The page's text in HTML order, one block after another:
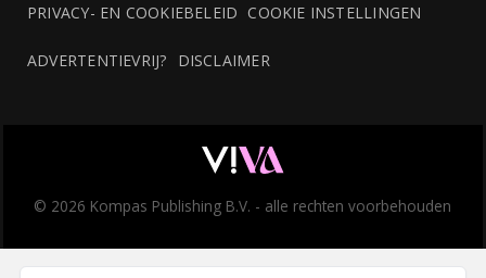
PRIVACY- EN COOKIEBELEID COOKIE INSTELLINGEN
ADVERTENTIEVRIJ? DISCLAIMER
© 2026 Kompas Publishing B.V. - alle rechten voorbehouden